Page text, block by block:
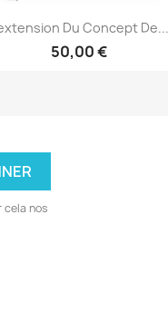
Aperçu rapide
Du Concept De...
50,00 €
cela nos